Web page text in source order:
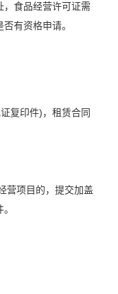
，食品经营许可证需
有资格申请。
复印件)，租赁合同
营项目的，提交加盖